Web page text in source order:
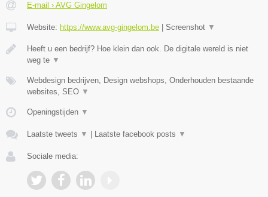
E-mail › AVG Gingelom
Website: https://www.avg-gingelom.be Screenshot ▼
Heeft u een bedrijf? Hoe klein dan ook. De digitale wereld is niet
weg te ▼
Webdesign bedrijven, Design webshops, Onderhouden bestaande
websites, SEO ▼
Openingstijden ▼
Laatste tweets ▼ Laatste facebook posts ▼
Sociale media: